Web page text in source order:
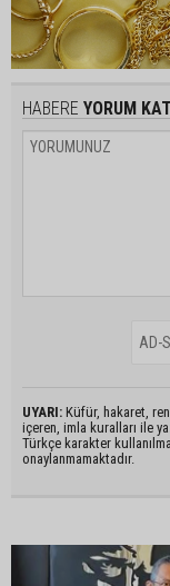
HABERE YORUM KAT
UYARI: Küfür, hakaret,
içeren, imla kuralları ile
Türkçe karakter
onaylanmamaktadır.